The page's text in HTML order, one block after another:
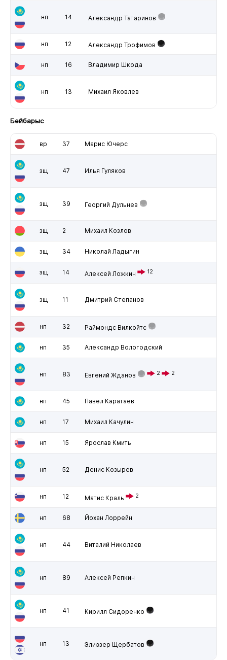
нп 14 Александр Татаринов
нп 12 Александр Трофимов
нп 16 Владимир Шкода
нп 13 Михаил Яковлев
Бейбарыс
вр 37 Марис Ючерс
зщ 47 Илья Гуляков
зщ 39 Георгий Дульнев
зщ 2 Михаил Козлов
зщ 34 Николай Ладыгин
зщ 14 Алексей Ложкин 12
зщ 11 Дмитрий Степанов
нп 32 Раймондс Вилкойтс
нп 35 Александр Вологодский
нп 83 Евгений Жданов 2 2
нп 45 Павел Каратаев
нп 17 Михаил Качулин
нп 15 Ярослав Кмить
нп 52 Денис Козырев
нп 12 Матис Краль 2
нп 68 Йохан Лоррейн
нп 44 Виталий Николаев
нп 89 Алексей Репкин
нп 41 Кирилл Сидоренко
нп 13 Элиэзер Щербатов